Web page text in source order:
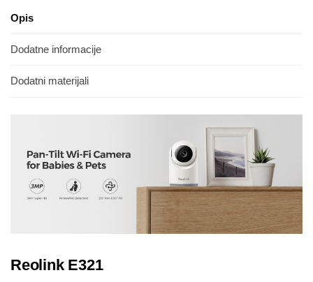
Opis
Dodatne informacije
Dodatni materijali
Reolink E321